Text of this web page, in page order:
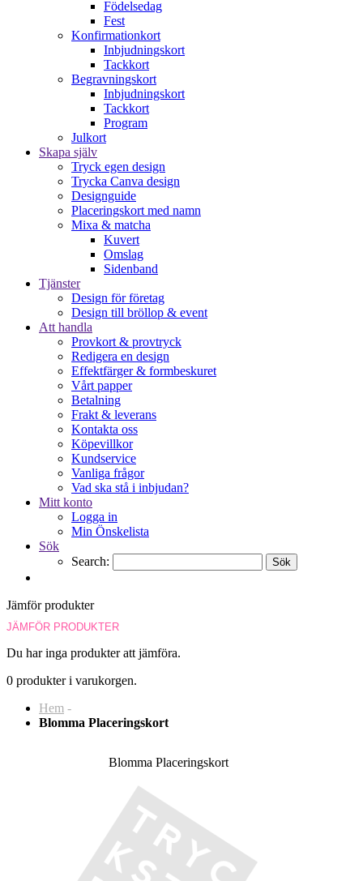
Födelsedag
Fest
Konfirmationkort
Inbjudningskort
Tackkort
Begravningskort
Inbjudningskort
Tackkort
Program
Julkort
Skapa själv
Tryck egen design
Trycka Canva design
Designguide
Placeringskort med namn
Mixa & matcha
Kuvert
Omslag
Sidenband
Tjänster
Design för företag
Design till bröllop & event
Att handla
Provkort & provtryck
Redigera en design
Effektfärger & formbeskuret
Vårt papper
Betalning
Frakt & leverans
Kontakta oss
Köpevillkor
Kundservice
Vanliga frågor
Vad ska stå i inbjudan?
Mitt konto
Logga in
Min Önskelista
Sök
Search:
Sök
Jämför produkter
JÄMFÖR PRODUKTER
Du har inga produkter att jämföra.
0 produkter i varukorgen.
Hem -
Blomma Placeringskort
Blomma Placeringskort